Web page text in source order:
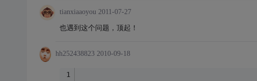
tianxiaaoyou 2011-07-27
也遇到这个问题，顶起！
hh252438823 2010-09-18